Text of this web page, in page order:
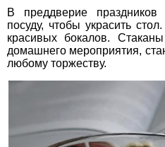
В преддверие
посуду, чтобы украсить
красивых бокалов.
домашнего мероприятия,
любому торжеству.